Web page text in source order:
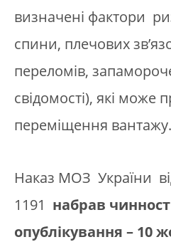
визначені фактори
спини, плечових
переломів,
свідомості), які може
переміщення вантажу.
Наказ МОЗ України
1191 набрав
опублікування – 10